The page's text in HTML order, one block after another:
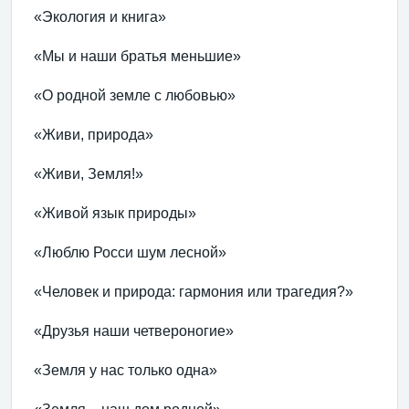
«Экология и книга»
«Мы и наши братья меньшие»
«О родной земле с любовью»
«Живи, природа»
«Живи, Земля!»
«Живой язык природы»
«Люблю Росси шум лесной»
«Человек и природа: гармония или трагедия?»
«Друзья наши четвероногие»
«Земля у нас только одна»